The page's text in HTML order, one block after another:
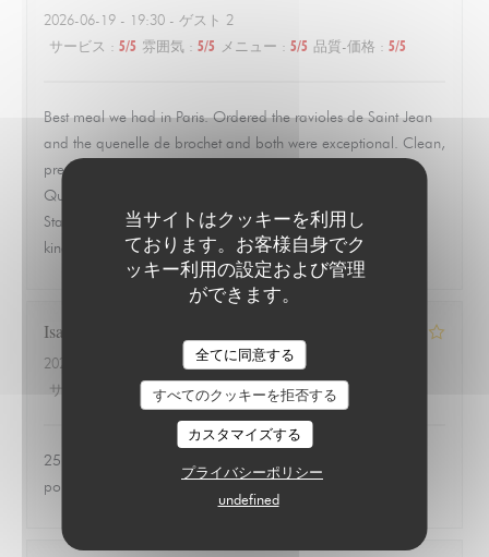
当サイトはクッキーを利用し
ております。お客様自身でク
ッキー利用の設定および管理
ができます。
全てに同意する
すべてのクッキーを拒否する
カスタマイズする
プライバシーポリシー
undefined
2026-06-19 - 19:30 - ゲスト 2
サービス : 5/5 雰囲気 : 5/5 メニュー : 5/5 品質-価格 : 5/5
Best meal we had in Paris. Ordered the ravioles de Saint Jean
and the quenelle de brochet and both were exceptional. Clean,
precise, and full of flavor without trying to overwork the dish.
Quiet, quaint room that feels tucked away from everything.
Staff was warm, attentive, and never overbearing. This is the
kind of place you remember and go back to.
Isabelle
2026-06-24
- 20:00 - ゲスト 3
サービス
雰囲気: 1/5 メニュー : 1/5 品質-価格
25 euros une salade de tomates avec 3 petits morceaux de
poulet 😱